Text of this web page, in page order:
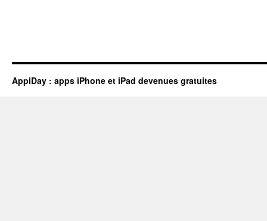
AppiDay : apps iPhone et iPad devenues gratuites